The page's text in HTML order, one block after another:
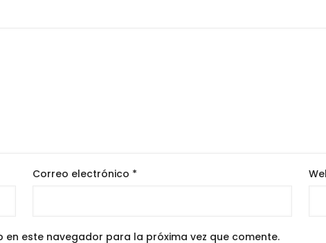
Correo electrónico *
este navegador para la próxima vez que comente.